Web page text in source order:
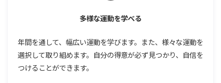
多様な運動を学べる
年間を通して、幅広い運動を学びます。また、様々な運動を
選択して取り組めます。自分の得意が必ず見つかり、自信を
つけることができます。